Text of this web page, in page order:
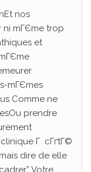
nos
ni mГЄme trop
et
mГЄmes
Comme ne
prendre
Г cГґtГ©
dire de elle
Votre